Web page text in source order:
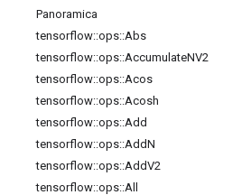
Panoramica
tensorflow::ops::Abs
tensorflow::ops::AccumulateNV2
tensorflow::ops::Acos
tensorflow::ops::Acosh
tensorflow::ops::Add
tensorflow::ops::AddN
tensorflow::ops::AddV2
tensorflow::ops::All